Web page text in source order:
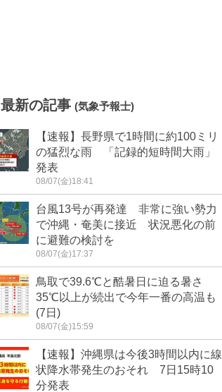
最新の記事 (気象予報士)
【速報】長野県で1時間に約100ミリ
の猛烈な雨 「記録的短時間大雨」
発表
08/07(金)18:41
台風13号が再発達 非常に強い勢力
で沖縄・奄美に接近 状況悪化の前
に避難の検討を
08/07(金)17:37
鳥取で39.6℃と酷暑日に迫る暑さ
35℃以上が続出で今年一番の高温も
(7日)
08/07(金)15:59
【速報】沖縄県は今後3時間以内に線
状降水帯発生のおそれ 7日15時10
分発表